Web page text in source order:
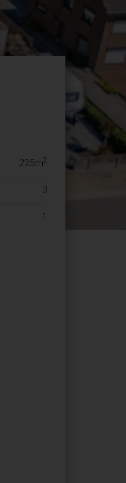
225m2
3
1